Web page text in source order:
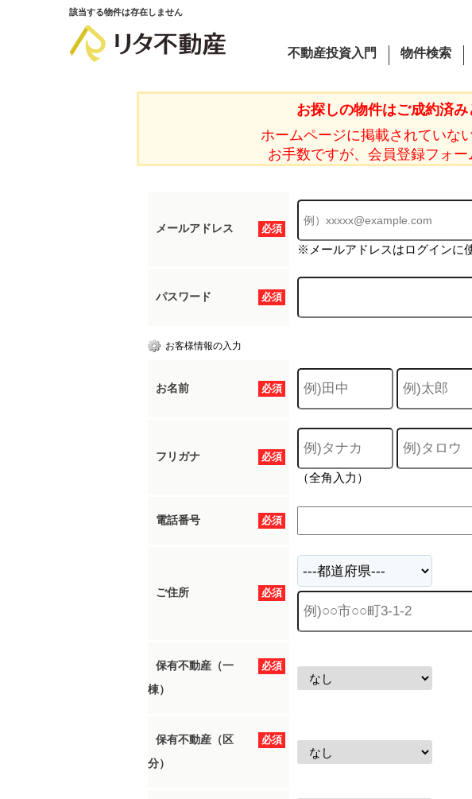
該当する物件は存在しません
不動産投資入門 物件検索
お探しの物件はご成約済み
ホームページに掲載されていな
お手数ですが、会員登録フォー
必須
メールアドレス
※メールアドレスはログインに
必須
パスワード
お客様情報の入力
必須
お名前
必須
フリガナ
（全角入力）
必須
電話番号
必須
ご住所
必須
保有不動産（一
棟）
必須
保有不動産（区
分）